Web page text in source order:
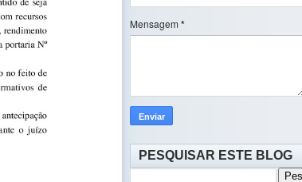
Mensagem *
PESQUISAR ESTE BLOG